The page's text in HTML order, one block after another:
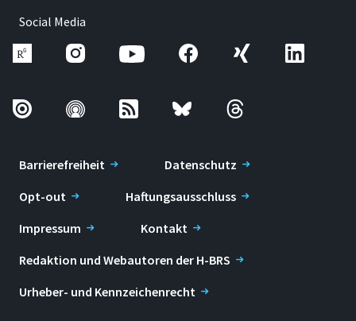
Social Media
Barrierefreiheit
Datenschutz
Opt-out
Haftungsausschluss
Impressum
Kontakt
Redaktion und Webautoren der H-BRS
Urheber- und Kennzeichenrecht